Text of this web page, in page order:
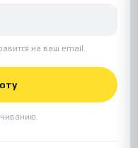
на ваш email.